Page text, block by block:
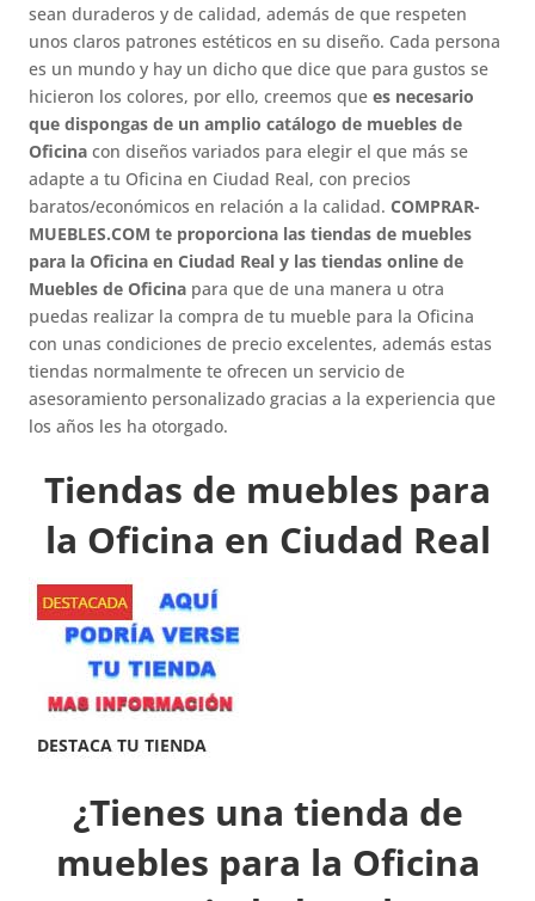
sean duraderos y de calidad, además de que respeten
unos claros patrones estéticos en su diseño. Cada persona
es un mundo y hay un dicho que dice que para gustos se
hicieron los colores, por ello, creemos quees necesario
que dispongas de un amplio catálogo de muebles de
Oficinacon diseños variados para elegir el que más se
adapte a tu Oficina en Ciudad Real, con precios
baratos/económicos en relación a la calidad.COMPRAR-
MUEBLES.COM te proporciona las tiendas de muebles
para la Oficina en Ciudad Real y las tiendas online de
Muebles de Oficina para que de una manera u otra
puedas realizar la compra de tu mueble para la Oficina
con unas condiciones de precio excelentes, además estas
tiendas normalmente te ofrecen un servicio de
asesoramiento personalizado gracias a la experiencia que
los años les ha otorgado.
Tiendas de muebles para
la Oficina en Ciudad Real
¿Tienes una tienda de
muebles para la Oficina